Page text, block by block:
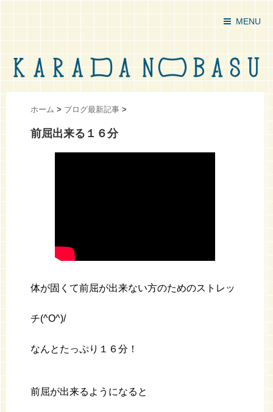
MENU
ホーム > ブログ最新記事 >
前屈出来る１６分
体が固くて前屈が出来ない方のためのストレッ
チ(^O^)/
なんとたっぷり１６分！
前屈が出来るようになると